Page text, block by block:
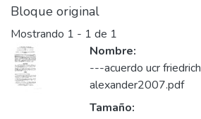
Bloque original
Mostrando 1 - 1 de 1
Nombre:
---acuerdo ucr friedrich
alexander2007.pdf
Tamaño: